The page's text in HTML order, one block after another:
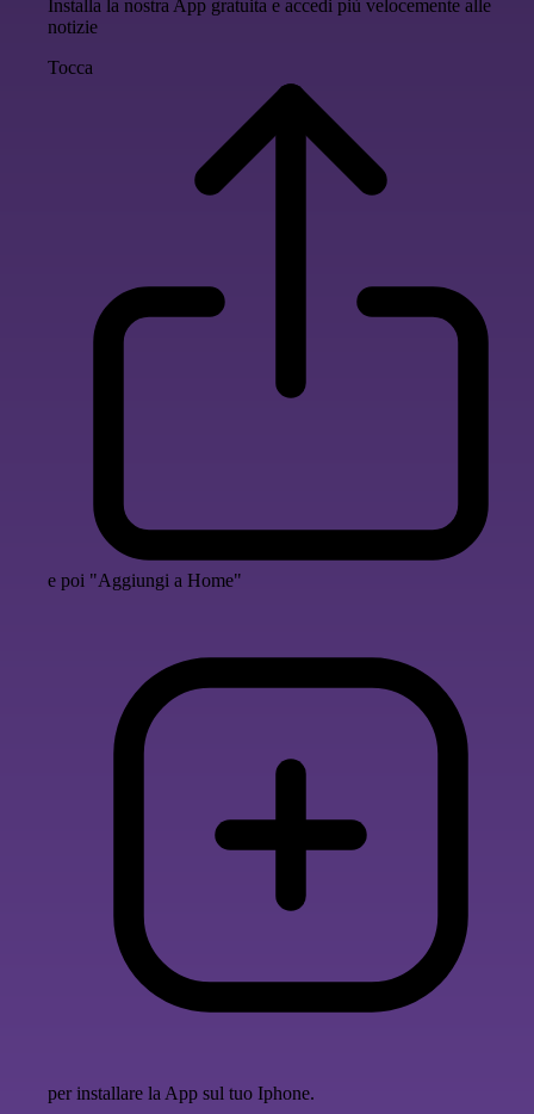
Installa la nostra App gratuita e accedi più velocemente alle
notizie
Tocca
e poi "Aggiungi a Home"
per installare la App sul tuo Iphone.